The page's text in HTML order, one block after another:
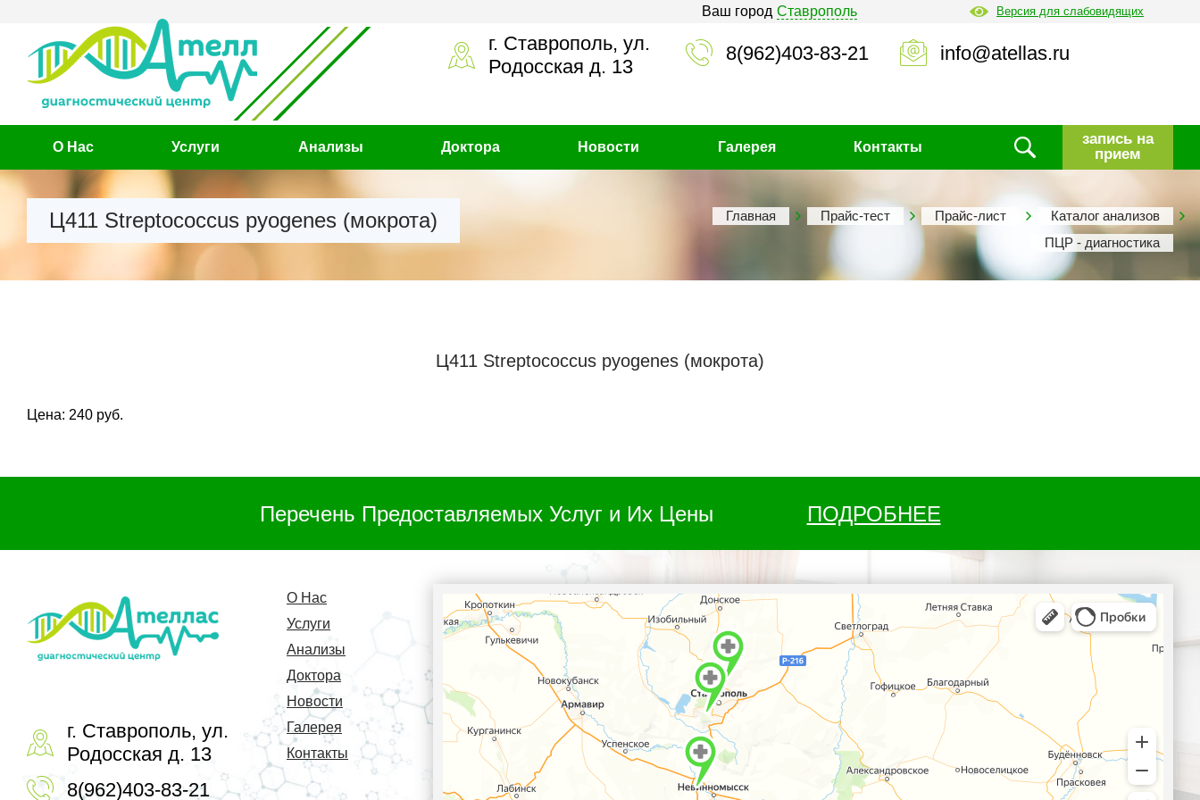
Ваш город Ставрополь Версия для слабовидящих
г. Ставрополь, ул.
Родосская д. 13
8(962)403-83-21 info@atellas.ru
О Нас Услуги Анализы Доктора Новости Галерея Контакты
запись на
прием
Ц411 Streptococcus pyogenes (мокрота) Главная Прайс-тест Прайс-лист
Каталог анализов
ПЦР - диагностика
Ц411 Streptococcus pyogenes (мокрота)
Цена: 240 руб.
Перечень Предоставляемых Услуг и Их Цены ПОДРОБНЕЕ
г. Ставрополь, ул.
Родосская д. 13
8(962)403-83-21
О Нас
Услуги
Анализы
Доктора
Новости
Галерея
Контакты